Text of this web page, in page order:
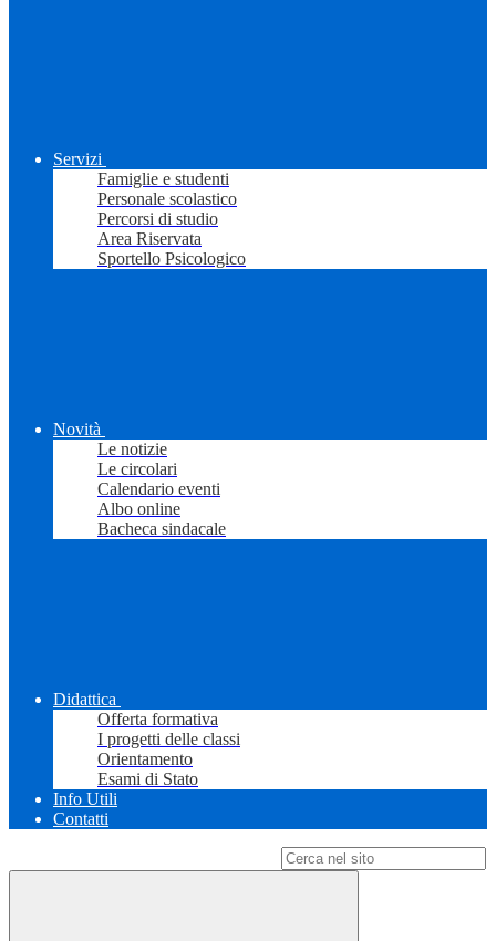
Servizi
Famiglie e studenti
Personale scolastico
Percorsi di studio
Area Riservata
Sportello Psicologico
Novità
Le notizie
Le circolari
Calendario eventi
Albo online
Bacheca sindacale
Didattica
Offerta formativa
I progetti delle classi
Orientamento
Esami di Stato
Info Utili
Contatti